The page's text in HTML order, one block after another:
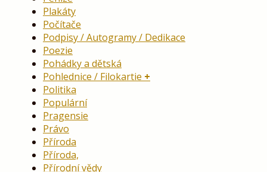
Plakáty
Počítače
Podpisy / Autogramy / Dedikace
Poezie
Pohádky a dětská
Pohlednice / Filokartie
Politika
Populární
Pragensie
Právo
Příroda
Příroda,
Přírodní vědy